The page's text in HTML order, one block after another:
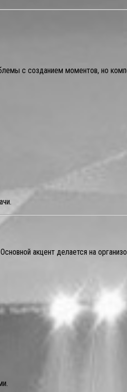
с созданием моментов, но
акцент делается на